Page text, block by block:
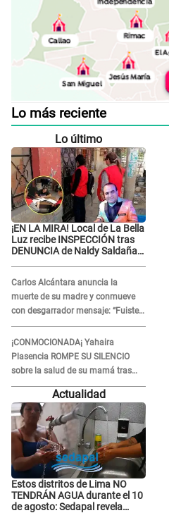
Lo más reciente
Lo último
¡EN LA MIRA! Local de La Bella
Luz recibe INSPECCIÓN tras
DENUNCIA de Naldy Saldaña
Carlos Alcántara anuncia la
muerte de su madre y conmueve
con desgarrador mensaje: “Fuiste
una gran mujer”
¡CONMOCIONADA¡ Yahaira
Plasencia ROMPE SU SILENCIO
sobre la salud de su mamá tras
APARECER en centro oncológico:
“La oración tiene poder”
Actualidad
Estos distritos de Lima NO
TENDRÁN AGUA durante el 10
de agosto: Sedapal revela